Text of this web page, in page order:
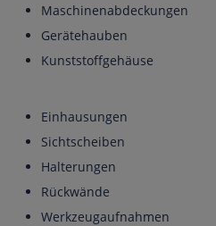
Maschinenabdeckungen
Gerätehauben
Kunststoffgehäuse
Einhausungen
Sichtscheiben
Halterungen
Rückwände
Werkzeugaufnahmen